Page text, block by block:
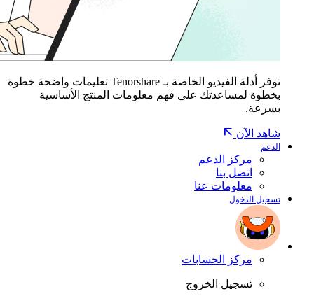
توفر أدلة الفيديو الخاصة بـ Tenorshare تعليمات واضحة خطوة
بخطوة لمساعدتك على فهم معلومات المنتج الأساسية
بسرعة.
شاهد الآن
الدعم
مركز الدعم
اتصل بنا
معلومات عنا
تسجيل الدخول
مركز الحسابات
تسجيل الخروج